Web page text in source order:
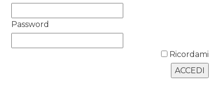
TREND
Password
Ricordami